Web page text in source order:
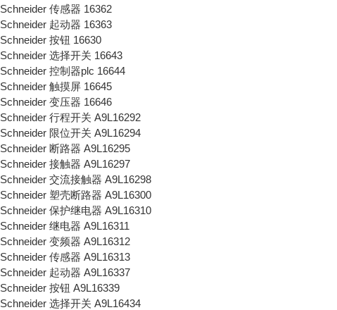
Schneider 传感器 16362
Schneider 起动器 16363
Schneider 按钮 16630
Schneider 选择开关 16643
Schneider 控制器plc 16644
Schneider 触摸屏 16645
Schneider 变压器 16646
Schneider 行程开关 A9L16292
Schneider 限位开关 A9L16294
Schneider 断路器 A9L16295
Schneider 接触器 A9L16297
Schneider 交流接触器 A9L16298
Schneider 塑壳断路器 A9L16300
Schneider 保护继电器 A9L16310
Schneider 继电器 A9L16311
Schneider 变频器 A9L16312
Schneider 传感器 A9L16313
Schneider 起动器 A9L16337
Schneider 按钮 A9L16339
Schneider 选择开关 A9L16434